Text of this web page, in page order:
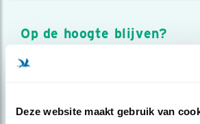
Deze website maakt gebruik van
Op de hoogte blijven?
Meld je aan en ontvang nieuws,
over vogels en activiteiten van